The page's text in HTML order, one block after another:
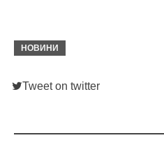
НОВИНИ
Tweet on twitter